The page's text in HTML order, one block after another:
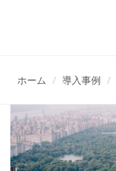
ホーム 導入事例